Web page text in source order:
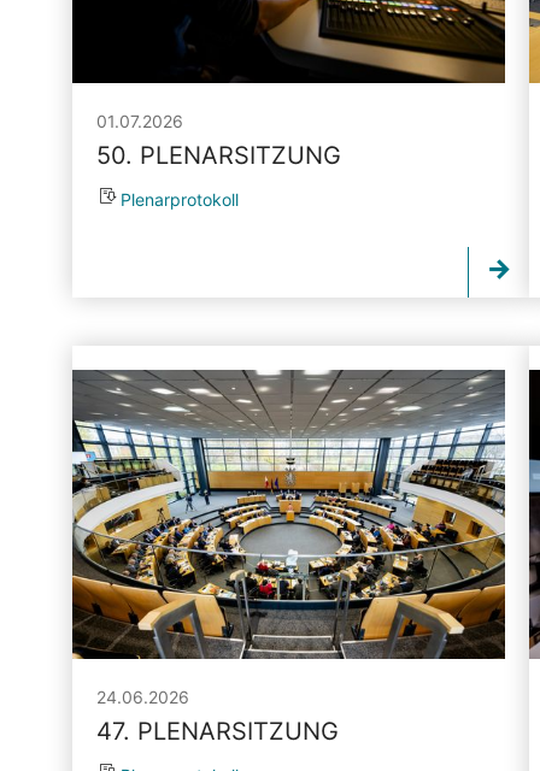
01.07.2026
50. PLENARSITZUNG
Plenarprotokoll
24.06.2026
47. PLENARSITZUNG